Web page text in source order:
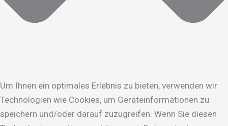
Um Ihnen ein optimales Erlebnis zu bieten, verwenden wir
Technologien wie Cookies, um Geräteinformationen zu
speichern und/oder darauf zuzugreifen. Wenn Sie diesen